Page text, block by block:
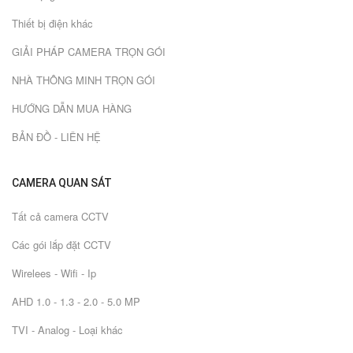
Thiết bị điện khác
GIẢI PHÁP CAMERA TRỌN GÓI
NHÀ THÔNG MINH TRỌN GÓI
HƯỚNG DẪN MUA HÀNG
BẢN ĐỒ - LIÊN HỆ
CAMERA QUAN SÁT
Tất cả camera CCTV
Các gói lắp đặt CCTV
Wirelees - Wifi - Ip
AHD 1.0 - 1.3 - 2.0 - 5.0 MP
TVI - Analog - Loại khác